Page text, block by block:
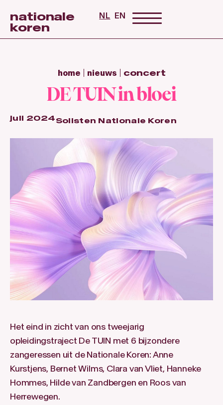
nationale
koren
NL EN
home nieuws concert
DE TUIN in bloei
juli 2024Solisten Nationale Koren
Het eind in zicht van ons tweejarig
opleidingstraject De TUIN met 6 bijzondere
zangeressen uit de Nationale Koren: Anne
Kurstjens, Bernet Wilms, Clara van Vliet, Hanneke
Hommes, Hilde van Zandbergen en Roos van
Herrewegen.